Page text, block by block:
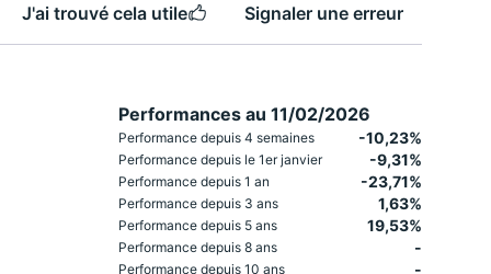
J'ai trouvé cela utile Signaler une erreur
Performances au 11/02/2026
Performance depuis 4 semaines -10,23%
Performance depuis le 1er janvier -9,31%
Performance depuis 1 an -23,71%
Performance depuis 3 ans 1,63%
Performance depuis 5 ans 19,53%
Performance depuis 8 ans -
Performance depuis 10 ans -